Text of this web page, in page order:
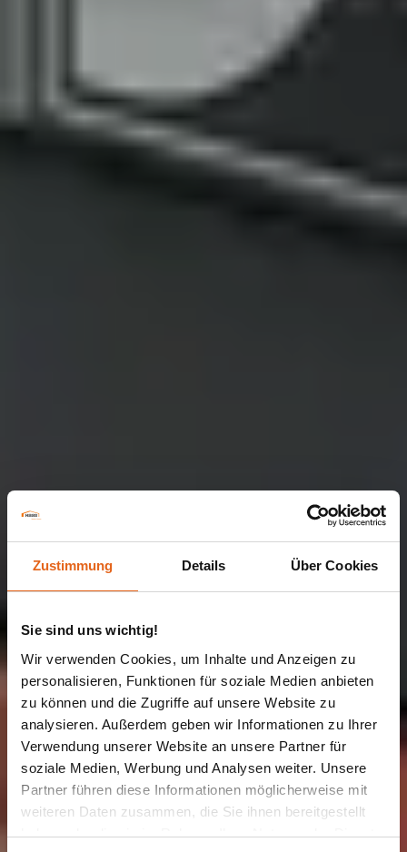
Zustimmung Details Über Cookies
Sie sind uns wichtig!
Wir verwenden Cookies, um Inhalte und Anzeigen zu
personalisieren, Funktionen für soziale Medien anbieten
zu können und die Zugriffe auf unsere Website zu
analysieren. Außerdem geben wir Informationen zu Ihrer
Verwendung unserer Website an unsere Partner für
soziale Medien, Werbung und Analysen weiter. Unsere
Partner führen diese Informationen möglicherweise mit
weiteren Daten zusammen, die Sie ihnen bereitgestellt
haben oder die sie im Rahmen Ihrer Nutzung der Dienste
Scholz